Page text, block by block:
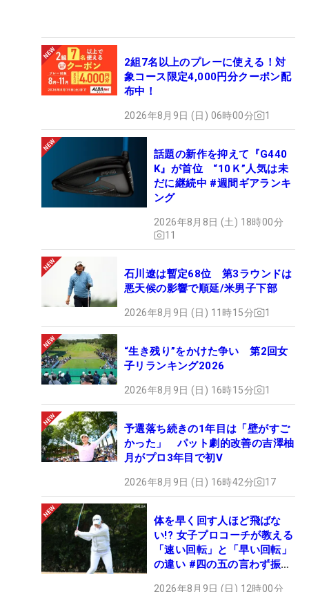
2組7名以上のプレーに使える！対
象コース限定4,000円分クーポン配
布中！
2026年8月9日 (日) 06時00分 1
話題の新作を抑えて『G440
K』が首位 “10Ｋ”人気は未
だに継続中 #週間ギアランキ
ング
2026年8月8日 (土) 18時00分
11
石川遼は暫定68位 第3ラウンドは
悪天候の影響で順延/米男子下部
2026年8月9日 (日) 11時15分 1
“生き残り”をかけた争い 第2回女
子リランキング2026
2026年8月9日 (日) 16時15分 1
予選落ち続きの1年目は「壁がすご
かった」 パット劇的改善の吉澤柚
月がプロ3年目で初V
2026年8月9日 (日) 16時42分 17
体を早く回す人ほど飛ばな
い!? 女子プロコーチが教える
「速い回転」と「早い回転」
の違い #四の五の言わず振り
2026年8月9日 (日) 12時00分